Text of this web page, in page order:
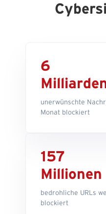
6
unerwünschte
Monat blockiert
157
Millionen
bedrohliche URLs
blockiert